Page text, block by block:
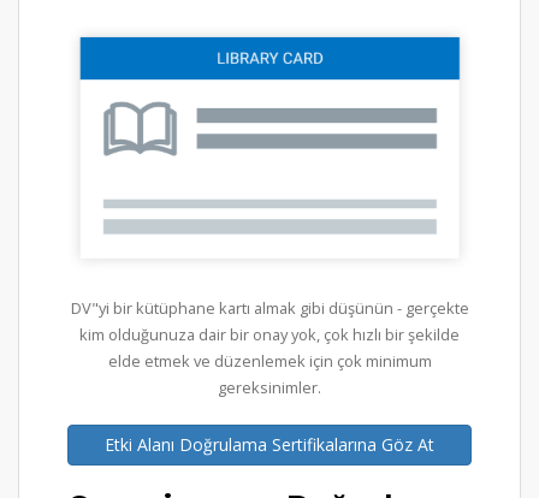
DV"yi bir kütüphane kartı almak gibi düşünün - gerçekte
kim olduğunuza dair bir onay yok, çok hızlı bir şekilde
elde etmek ve düzenlemek için çok minimum
gereksinimler.
Etki Alanı Doğrulama Sertifikalarına Göz At